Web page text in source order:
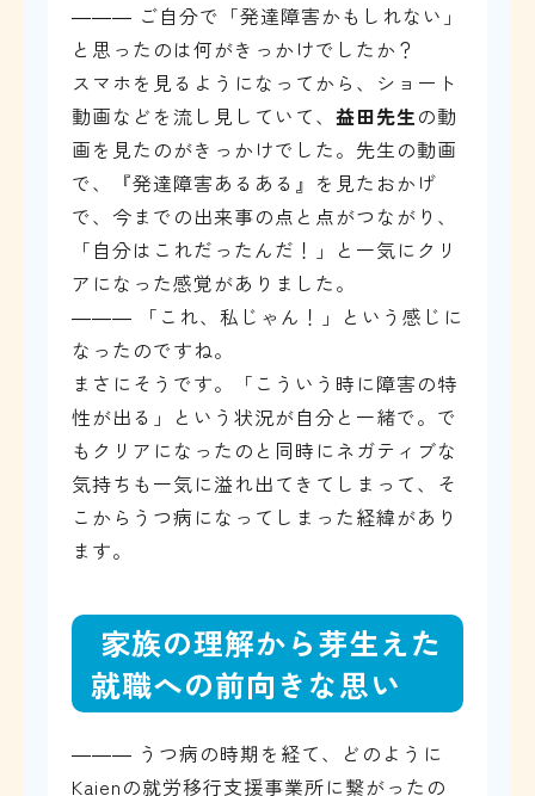
――― ご自分で「発達障害かもしれない」
と思ったのは何がきっかけでしたか？
スマホを見るようになってから、ショート
動画などを流し見していて、 益田先生の動
画を見たのがきっかけでした。先生の動画
で、『発達障害あるある』を見たおかげ
で、今までの出来事の点と点がつながり、
「自分はこれだったんだ！」と一気にクリ
アになった感覚がありました。
――― 「これ、私じゃん！」という感じに
なったのですね。
まさにそうです。「こういう時に障害の特
性が出る」という状況が自分と一緒で。で
もクリアになったのと同時にネガティブな
気持ちも一気に溢れ出てきてしまって、そ
こからうつ病になってしまった経緯があり
ます。
家族の理解から芽生えた
就職への前向きな思い
――― うつ病の時期を経て、どのように
Kaienの就労移行支援事業所に繋がったの